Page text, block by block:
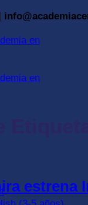
estrena